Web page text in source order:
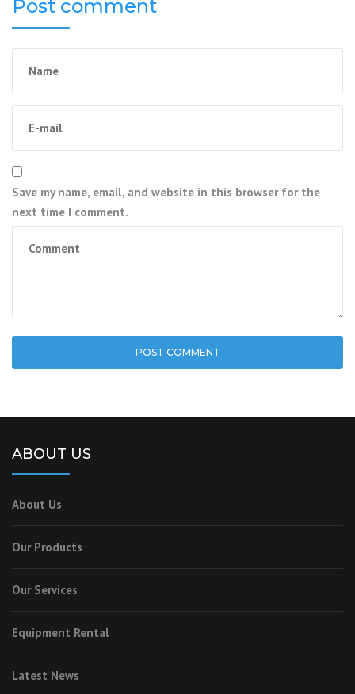
Post comment
Save my name, email, and website in this browser for the
next time I comment.
ABOUT US
About Us
Our Products
Our Services
Equipment Rental
Latest News